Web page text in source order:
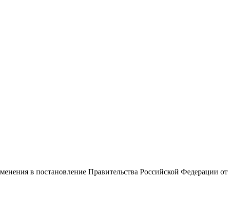
в постановление Правительства Российской Федерации от